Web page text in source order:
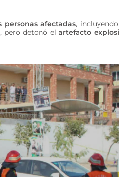
personas afectadas,
pero detonó elartefacto